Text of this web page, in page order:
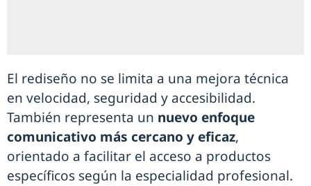
El rediseño no se limita a una mejora técnica
en velocidad, seguridad y accesibilidad.
También representa un nuevo enfoque
comunicativo más cercano y eficaz,
orientado a facilitar el acceso a productos
específicos según la especialidad profesional.